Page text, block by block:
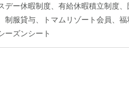
デー休暇制度、有給休暇積立制度
制服貸与、トマムリゾート会員、
ーズンシート